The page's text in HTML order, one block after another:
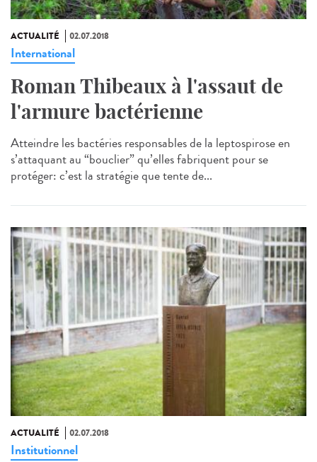
ACTUALITÉ 02.07.2018
International
Roman Thibeaux à l'assaut de
l'armure bactérienne
Atteindre les bactéries responsables de la leptospirose en
s’attaquant au “bouclier” qu’elles fabriquent pour se
protéger: c’est la stratégie que tente de...
ACTUALITÉ 02.07.2018
Institutionnel